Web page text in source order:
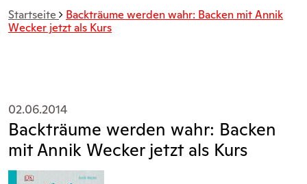
Startseite
Backträume werden wahr: Backen mit Annik
Wecker jetzt als Kurs
02.06.2014
Backträume werden wahr: Backen
mit Annik Wecker jetzt als Kurs